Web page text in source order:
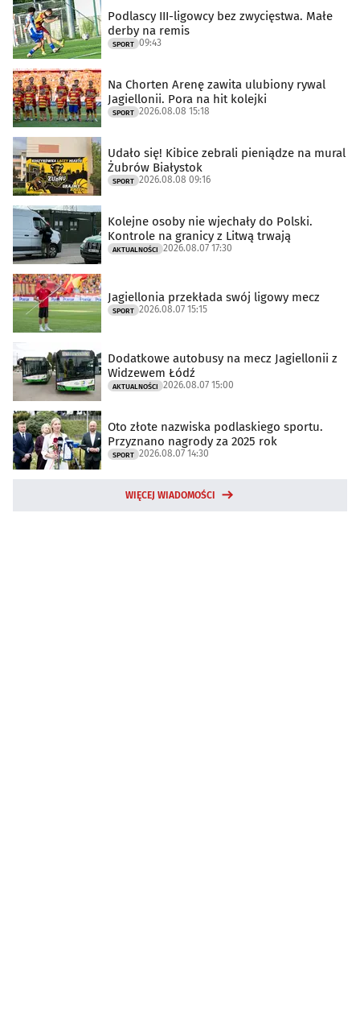
Podlascy III-ligowcy bez zwycięstwa. Małe
derby na remis
SPORT 09:43
Na Chorten Arenę zawita ulubiony rywal
Jagiellonii. Pora na hit kolejki
SPORT 2026.08.08 15:18
Udało się! Kibice zebrali pieniądze na mural
Żubrów Białystok
SPORT 2026.08.08 09:16
Kolejne osoby nie wjechały do Polski.
Kontrole na granicy z Litwą trwają
AKTUALNOŚCI 2026.08.07 17:30
Jagiellonia przekłada swój ligowy mecz
SPORT 2026.08.07 15:15
Dodatkowe autobusy na mecz Jagiellonii z
Widzewem Łódź
AKTUALNOŚCI 2026.08.07 15:00
Oto złote nazwiska podlaskiego sportu.
Przyznano nagrody za 2025 rok
SPORT 2026.08.07 14:30
WIĘCEJ WIADOMOŚCI